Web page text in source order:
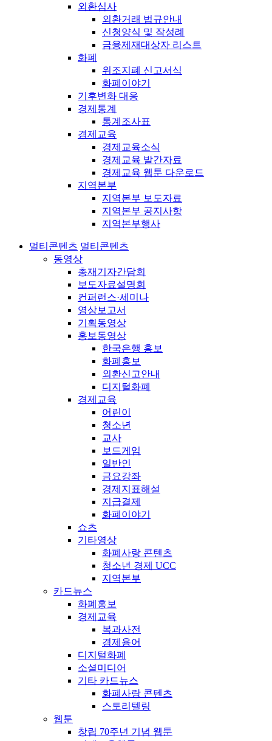
외환심사
외환거래 법규안내
신청양식 및 작성례
금융제재대상자 리스트
화폐
위조지폐 신고서식
화폐이야기
기후변화 대응
경제통계
통계조사표
경제교육
경제교육소식
경제교육 발간자료
경제교육 웹툰 다운로드
지역본부
지역본부 보도자료
지역본부 공지사항
지역본부행사
멀티콘텐츠 멀티콘텐츠
동영상
총재기자간담회
보도자료설명회
컨퍼런스·세미나
영상보고서
기획동영상
홍보동영상
한국은행 홍보
화폐홍보
외환신고안내
디지털화폐
경제교육
어린이
청소년
교사
보드게임
일반인
금요강좌
경제지표해설
지급결제
화폐이야기
쇼츠
기타영상
화폐사랑 콘텐츠
청소년 경제 UCC
지역본부
카드뉴스
화폐홍보
경제교육
복과사전
경제용어
디지털화폐
소셜미디어
기타 카드뉴스
화폐사랑 콘텐츠
스토리텔링
웹툰
창립 70주년 기념 웹툰